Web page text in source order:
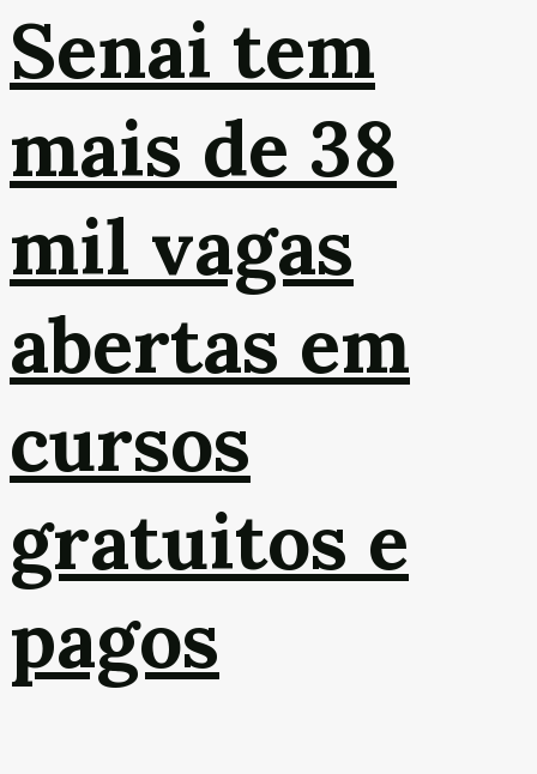
Senai tem
mais de 38
mil vagas
abertas em
cursos
gratuitos e
pagos